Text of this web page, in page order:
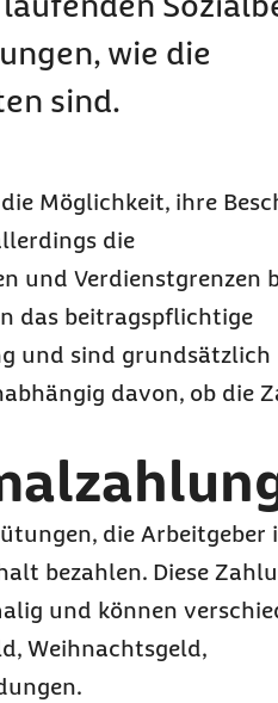
Arbeitgeberwie die
sind.
Möglichkeit, ihre
die
und Verdienstgrenzen
das beitragspflichtige
und sind grundsätzlich
davon, ob die
die Arbeitgeber
bezahlen. Diese
und können
Weihnachtsgeld,